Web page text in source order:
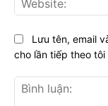
Lưu tên, email
cho lần tiếp theo tôi